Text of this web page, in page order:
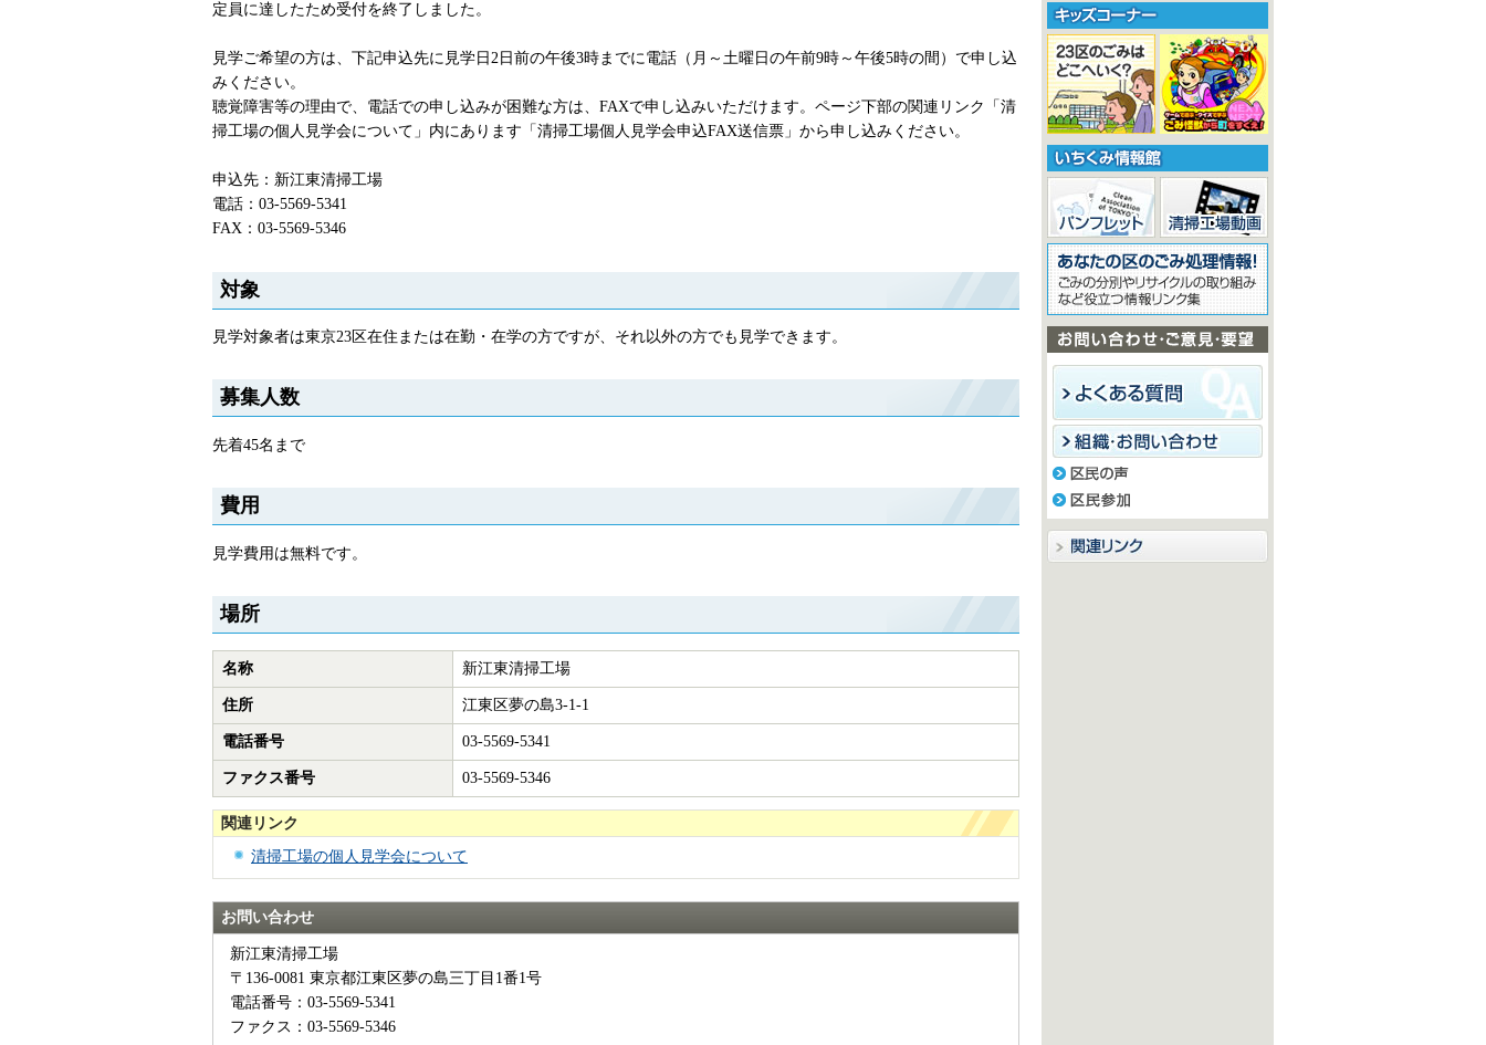
定員に達したため受付を終了しました。
見学ご希望の方は、下記申込先に見学日2日前の午後3時までに電話（月～土曜日の午前9時～午後5時の間）で申し込
みください。
聴覚障害等の理由で、電話での申し込みが困難な方は、FAXで申し込みいただけます。ページ下部の関連リンク「清
掃工場の個人見学会について」内にあります「清掃工場個人見学会申込FAX送信票」から申し込みください。
申込先：新江東清掃工場
電話：03-5569-5341
FAX：03-5569-5346
対象
見学対象者は東京23区在住または在勤・在学の方ですが、それ以外の方でも見学できます。
募集人数
先着45名まで
費用
見学費用は無料です。
場所
名称 新江東清掃工場
住所 江東区夢の島3-1-1
電話番号 03-5569-5341
ファクス番号 03-5569-5346
関連リンク
清掃工場の個人見学会について
お問い合わせ
新江東清掃工場
〒136-0081 東京都江東区夢の島三丁目1番1号
電話番号：03-5569-5341
ファクス：03-5569-5346